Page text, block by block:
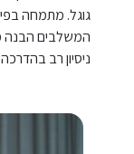
גוגל. מתמחה
המשלבים הבנה
ניסיון רב